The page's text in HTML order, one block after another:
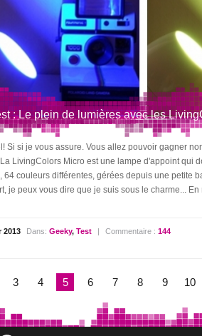
: Le plein de lumières avec les
Si si je vous assure. Vous allez pouvoir gagner
LivingColors Micro est une lampe d'appoint qui
64 couleurs différentes, gérées depuis une petite
je peux vous dire que je suis sous le charme... En
2013 Dans:Geeky,Test | Commentaire :144
3 4 5 6 7 8 9 10